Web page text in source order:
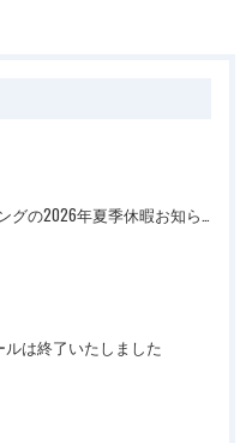
富士屋クリーニングの2026年夏季休暇お知らせ
ルは終了いたしました